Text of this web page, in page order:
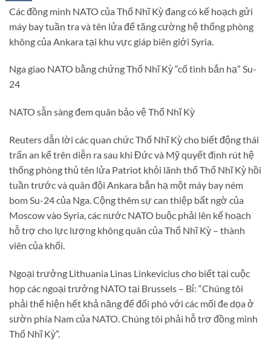
Các đồng minh NATO của Thổ Nhĩ Kỳ đang có kế hoạch gửi
máy bay tuần tra và tên lửa để tăng cường hệ thống phòng
không của Ankara tại khu vực giáp biên giới Syria.
Nga giao NATO bằng chứng Thổ Nhĩ Kỳ “cố tình bắn hạ” Su-
24
NATO sẵn sàng đem quân bảo vệ Thổ Nhĩ Kỳ
Reuters dẫn lời các quan chức Thổ Nhĩ Kỳ cho biết động thái
trấn an kể trên diễn ra sau khi Đức và Mỹ quyết định rút hệ
thống phòng thủ tên lửa Patriot khỏi lãnh thổ Thổ Nhĩ Kỳ hồi
tuần trước và quân đội Ankara bắn hạ một máy bay ném
bom Su-24 của Nga. Cộng thêm sự can thiệp bất ngờ của
Moscow vào Syria, các nước NATO buộc phải lên kế hoạch
hỗ trợ cho lực lượng không quân của Thổ Nhĩ Kỳ – thành
viên của khối.
Ngoại trưởng Lithuania Linas Linkevicius cho biết tại cuộc
họp các ngoại trưởng NATO tại Brussels – Bỉ: “Chúng tôi
phải thể hiện hết khả năng để đối phó với các mối đe dọa ở
sườn phía Nam của NATO. Chúng tôi phải hỗ trợ đồng minh
Thổ Nhĩ Kỳ”.